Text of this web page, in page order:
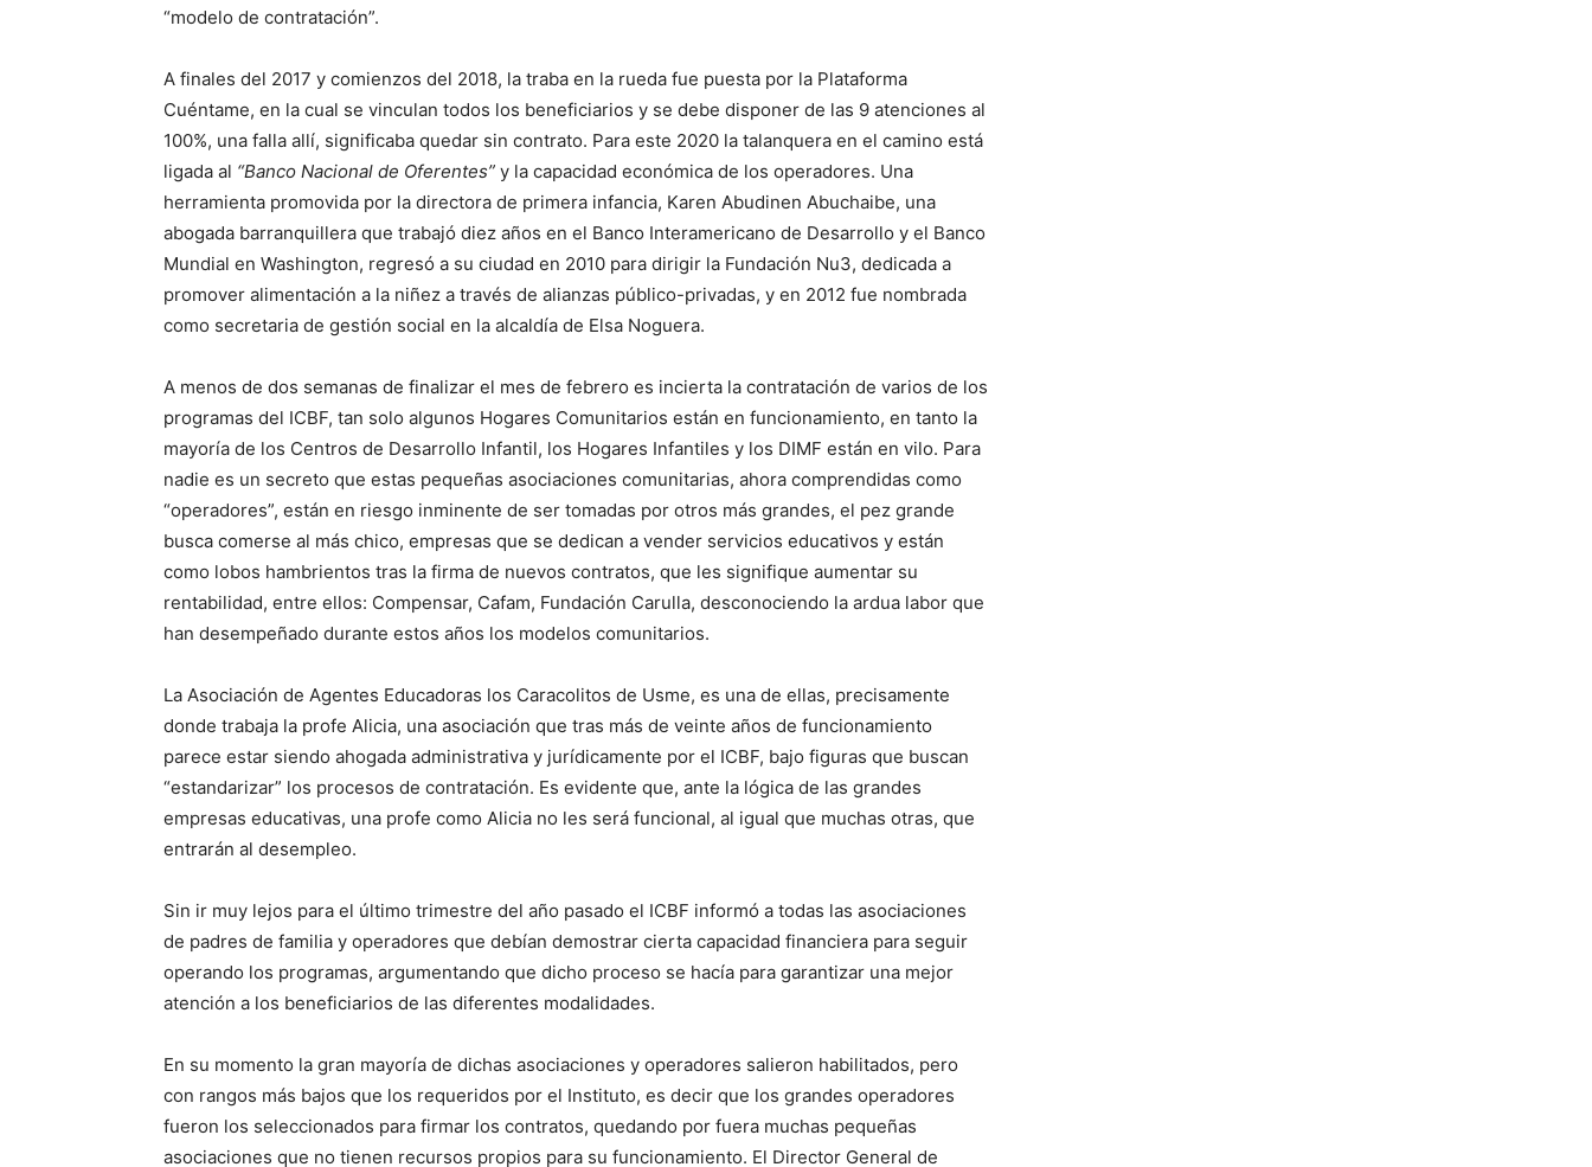
“modelo de contratación”.
A finales del 2017 y comienzos del 2018, la traba en la rueda fue puesta por la Plataforma
Cuéntame, en la cual se vinculan todos los beneficiarios y se debe disponer de las 9 atenciones al
100%, una falla allí, significaba quedar sin contrato. Para este 2020 la talanquera en el camino está
ligada al “Banco Nacional de Oferentes” y la capacidad económica de los operadores. Una
herramienta promovida por la directora de primera infancia, Karen Abudinen Abuchaibe, una
abogada barranquillera que trabajó diez años en el Banco Interamericano de Desarrollo y el Banco
Mundial en Washington, regresó a su ciudad en 2010 para dirigir la Fundación Nu3, dedicada a
promover alimentación a la niñez a través de alianzas público-privadas, y en 2012 fue nombrada
como secretaria de gestión social en la alcaldía de Elsa Noguera.
A menos de dos semanas de finalizar el mes de febrero es incierta la contratación de varios de los
programas del ICBF, tan solo algunos Hogares Comunitarios están en funcionamiento, en tanto la
mayoría de los Centros de Desarrollo Infantil, los Hogares Infantiles y los DIMF están en vilo. Para
nadie es un secreto que estas pequeñas asociaciones comunitarias, ahora comprendidas como
“operadores”, están en riesgo inminente de ser tomadas por otros más grandes, el pez grande
busca comerse al más chico, empresas que se dedican a vender servicios educativos y están
como lobos hambrientos tras la firma de nuevos contratos, que les signifique aumentar su
rentabilidad, entre ellos: Compensar, Cafam, Fundación Carulla, desconociendo la ardua labor que
han desempeñado durante estos años los modelos comunitarios.
La Asociación de Agentes Educadoras los Caracolitos de Usme, es una de ellas, precisamente
donde trabaja la profe Alicia, una asociación que tras más de veinte años de funcionamiento
parece estar siendo ahogada administrativa y jurídicamente por el ICBF, bajo figuras que buscan
“estandarizar” los procesos de contratación. Es evidente que, ante la lógica de las grandes
empresas educativas, una profe como Alicia no les será funcional, al igual que muchas otras, que
entrarán al desempleo.
Sin ir muy lejos para el último trimestre del año pasado el ICBF informó a todas las asociaciones
de padres de familia y operadores que debían demostrar cierta capacidad financiera para seguir
operando los programas, argumentando que dicho proceso se hacía para garantizar una mejor
atención a los beneficiarios de las diferentes modalidades.
En su momento la gran mayoría de dichas asociaciones y operadores salieron habilitados, pero
con rangos más bajos que los requeridos por el Instituto, es decir que los grandes operadores
fueron los seleccionados para firmar los contratos, quedando por fuera muchas pequeñas
asociaciones que no tienen recursos propios para su funcionamiento. El Director General de